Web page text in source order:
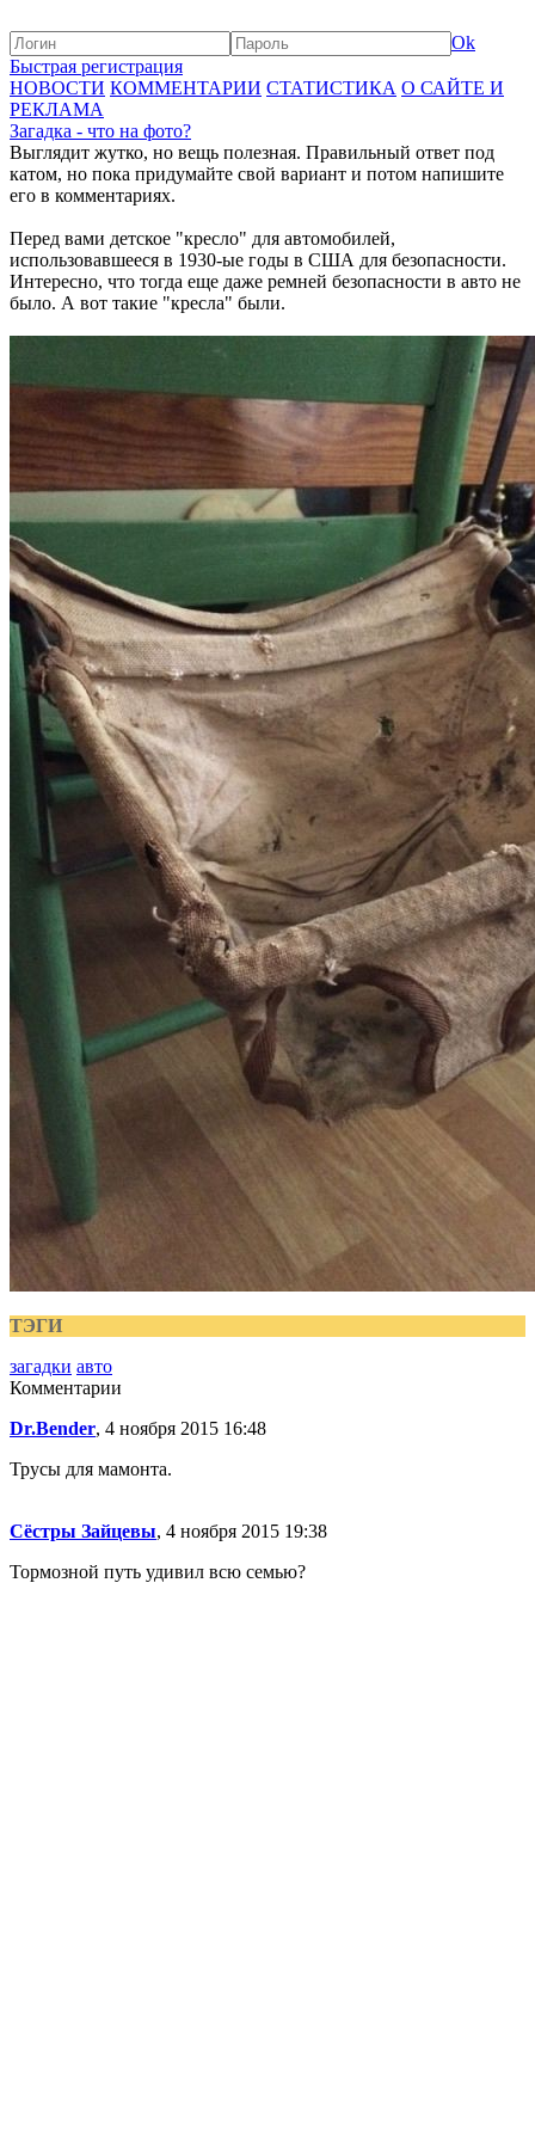
Ok
Быстрая регистрация
НОВОСТИ КОММЕНТАРИИ СТАТИСТИКА О САЙТЕ И
РЕКЛАМА
Загадка - что на фото?
Выглядит жутко, но вещь полезная. Правильный ответ под
катом, но пока придумайте свой вариант и потом напишите
его в комментариях.
Перед вами детское "кресло" для автомобилей,
использовавшееся в 1930-ые годы в США для безопасности.
Интересно, что тогда еще даже ремней безопасности в авто не
было. А вот такие "кресла" были.
ТЭГИ
загадки авто
Комментарии
Dr.Bender, 4 ноября 2015 16:48
Трусы для мамонта.
Сёстры Зайцевы, 4 ноября 2015 19:38
Тормозной путь удивил всю семью?